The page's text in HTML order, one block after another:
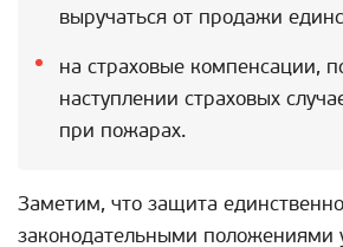
выручаться от продажи
на страховые компенсации,
наступлении страховых
при пожарах.
Заметим, что защита
законодательными положениями